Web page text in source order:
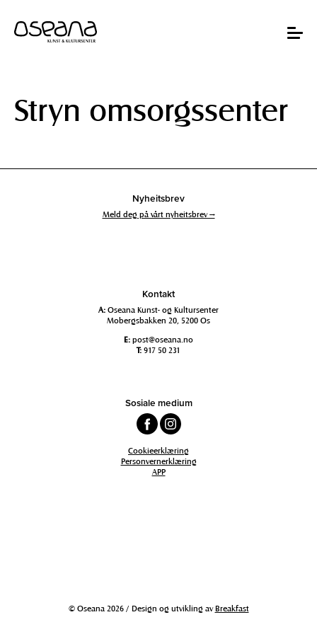
innhold
navigasjon
Toggle
Stryn omsorgssenter
Nyheitsbrev
Meld deg på vårt nyheitsbrev →
Kontakt
A: Oseana Kunst- og Kultursenter
Mobergsbakken 20, 5200 Os
E: post@oseana.no
T: 917 50 231
Sosiale medium
Cookieerklæring
Personvernerklæring
APP
© Oseana 2026 / Design og utvikling avBreakfast